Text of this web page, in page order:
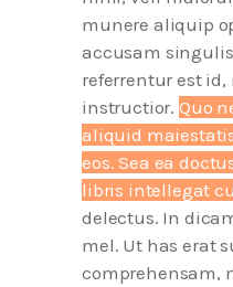
munere aliquip
accusam
referrentur est
instructior. Quo
aliquid
eos. Sea ea
libris intellegat
delectus. In
mel. Ut has erat
comprehensam,